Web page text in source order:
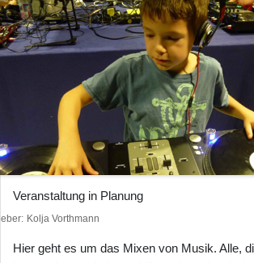
Veranstaltung in Planung
Kolja Vorthmann
Hier geht es um das Mixen von Musik. Alle,